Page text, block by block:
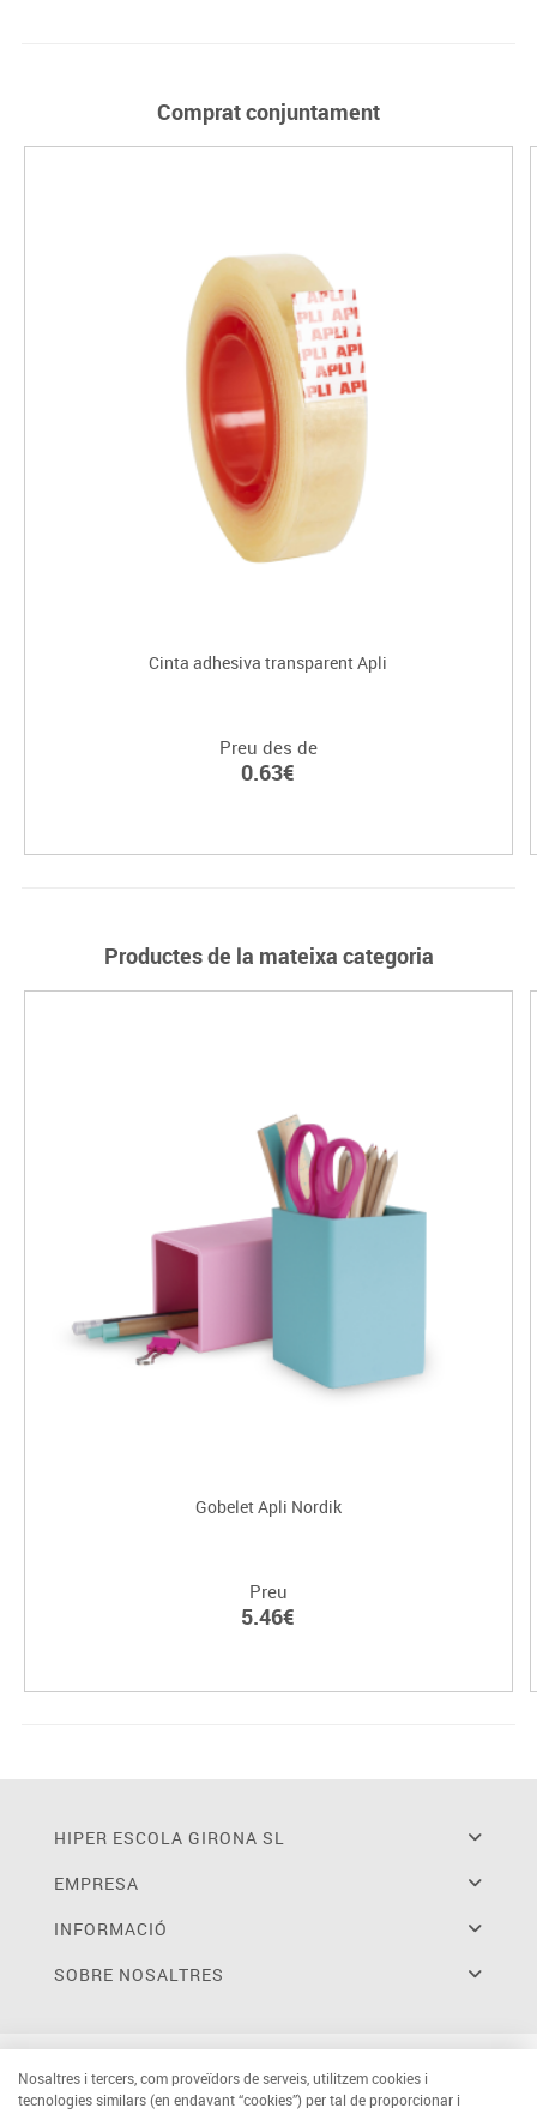
Comprat conjuntament
Cinta adhesiva transparent Apli
Preu des de
0.63€
Productes de la mateixa categoria
Gobelet Apli Nordik
Preu
5.46€
HIPER ESCOLA GIRONA SL
EMPRESA
INFORMACIÓ
SOBRE NOSALTRES
Nosaltres i tercers, com proveïdors de serveis, utilitzem cookies i
tecnologies similars (en endavant “cookies”) per tal de proporcionar i